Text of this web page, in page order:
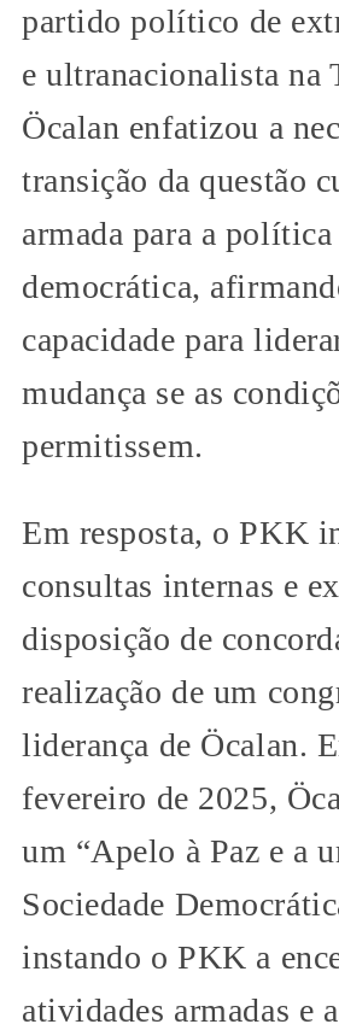
partido político de
e ultranacionalista na
Öcalan enfatizou a
transição da questão
armada para a política
democrática,
capacidade para
mudança se as
permitissem.
Em resposta, o PKK
consultas internas e
disposição de
realização de um
liderança de Öcalan.
fevereiro de 2025,
um “Apelo à Paz e a
Sociedade
instando o PKK a
atividades armadas e